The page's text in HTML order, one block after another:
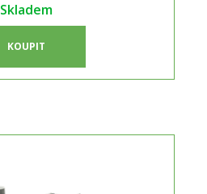
Skladem
KOUPIT